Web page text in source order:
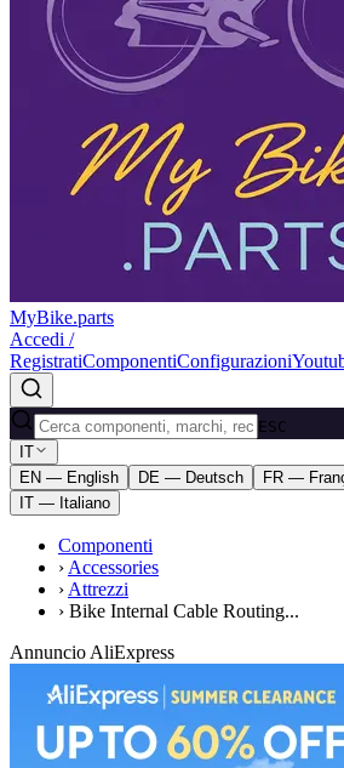
MyBike.parts
Accedi /
RegistratiComponentiConfigurazioni
ESC
IT
EN — English
DE — Deutsch FR —
IT — Italiano
Componenti
› Accessories
› Attrezzi
› Bike Internal Cable Routing...
Annuncio AliExpress